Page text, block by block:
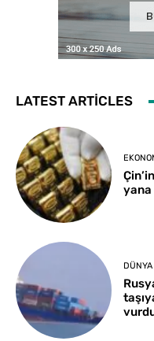
LATEST ARTICLES
yana
DÜNYA